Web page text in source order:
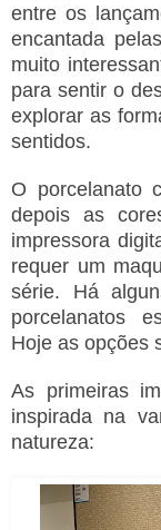
entre os
encantada
muito
para sentir o
explorar as
sentidos.
O porcelanato
depois as
impressora
requer um
série. Há
porcelanatos
Hoje as opções
As primeiras
inspirada na
natureza: